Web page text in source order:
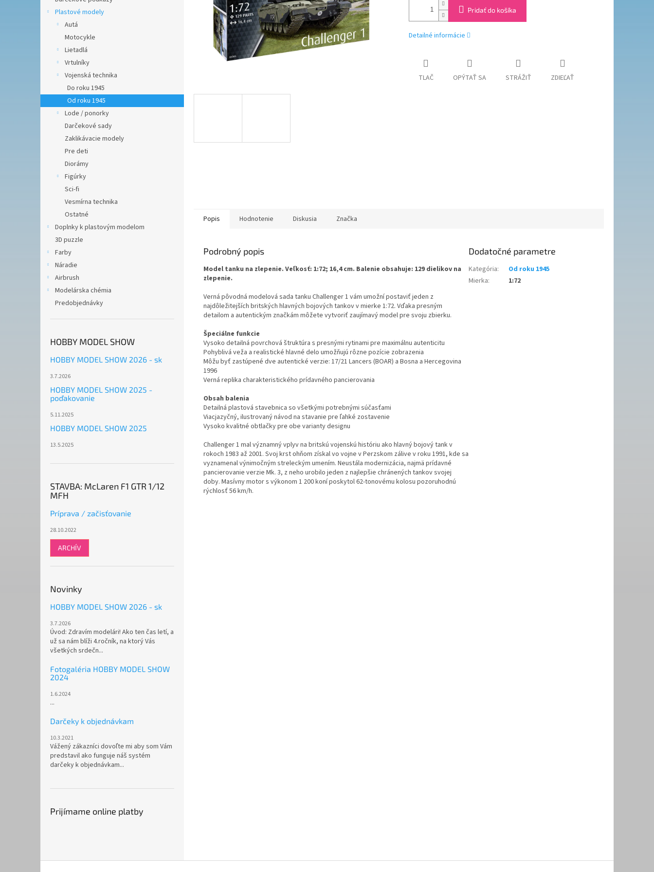
Plastové modely
Autá
Motocykle
Lietadlá
Vrtulníky
Vojenská technika
Do roku 1945
Od roku 1945
Lode / ponorky
Darčekové sady
Zaklikávacie modely
Pre deti
Diorámy
Figúrky
Sci-fi
Vesmírna technika
Ostatné
Doplnky k plastovým modelom
3D puzzle
Farby
Náradie
Airbrush
Modelárska chémia
Predobjednávky
HOBBY MODEL SHOW
HOBBY MODEL SHOW 2026 - sk
3.7.2026
HOBBY MODEL SHOW 2025 -
poďakovanie
5.11.2025
HOBBY MODEL SHOW 2025
13.5.2025
STAVBA: McLaren F1 GTR 1/12
MFH
Príprava / začisťovanie
28.10.2022
ARCHÍV
Novinky
HOBBY MODEL SHOW 2026 - sk
3.7.2026
Úvod: Zdravím modelári! Ako ten čas letí, a
už sa nám blíži 4.ročník, na ktorý Vás
všetkých srdečn...
Fotogaléria HOBBY MODEL SHOW
2024
1.6.2024
...
Darčeky k objednávkam
10.3.2021
Vážený zákazníci dovoľte mi aby som Vám
predstavil ako funguje náš systém
darčeky k objednávkam...
Prijímame online platby
Pridať do košíka
Detailné informácie
TLAČ OPÝTAŤ SA STRÁŽIŤ ZDIEĽAŤ
Popis Hodnotenie Diskusia Značka
Podrobný popis
Model tanku na zlepenie. Veľkosť: 1:72; 16,4 cm. Balenie obsahuje: 129 dielikov na
zlepenie.
Verná pôvodná modelová sada tanku Challenger 1 vám umožní postaviť jeden z
najdôležitejších britských hlavných bojových tankov v mierke 1:72. Vďaka presným
detailom a autentickým značkám môžete vytvoriť zaujímavý model pre svoju zbierku.
Špeciálne funkcie
Vysoko detailná povrchová štruktúra s presnými rytinami pre maximálnu autenticitu
Pohyblivá veža a realistické hlavné delo umožňujú rôzne pozície zobrazenia
Môžu byť zastúpené dve autentické verzie: 17/21 Lancers (BOAR) a Bosna a Hercegovina
1996
Verná replika charakteristického prídavného pancierovania
Obsah balenia
Detailná plastová stavebnica so všetkými potrebnými súčasťami
Viacjazyčný, ilustrovaný návod na stavanie pre ľahké zostavenie
Vysoko kvalitné obtlačky pre obe varianty designu
Challenger 1 mal významný vplyv na britskú vojenskú históriu ako hlavný bojový tank v
rokoch 1983 až 2001. Svoj krst ohňom získal vo vojne v Perzskom zálive v roku 1991, kde sa
vyznamenal výnimočným streleckým umením. Neustála modernizácia, najmä prídavné
pancierovanie verzie Mk. 3, z neho urobilo jeden z najlepšie chránených tankov svojej
doby. Masívny motor s výkonom 1 200 koní poskytol 62-tonovému kolosu pozoruhodnú
rýchlosť 56 km/h.
Dodatočné parametre
Kategória:
Od roku 1945
Mierka: 1:72